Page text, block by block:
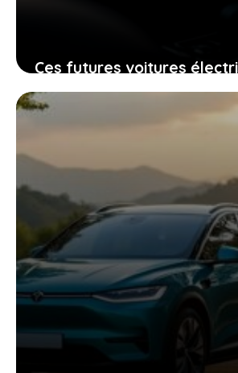
Ces futures voitures
Stellantis à moins de 15
elles changer la donne ?